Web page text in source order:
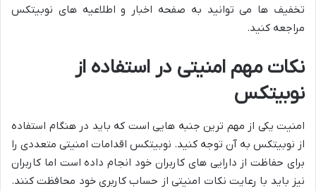
تخفیف ها می توانید به صفحه اخبار و اطلاعیه های نوبیتکس
مراجعه کنید.
نکات مهم امنیتی در استفاده از
نوبیتکس
امنیت یکی از مهم ترین جنبه هایی است که باید در هنگام استفاده
از نوبیتکس به آن توجه کنید. نوبیتکس اقدامات امنیتی متعددی را
برای حفاظت از دارایی های کاربران خود انجام داده است اما کاربران
نیز باید با رعایت نکات امنیتی از حساب کاربری خود محافظت کنند.